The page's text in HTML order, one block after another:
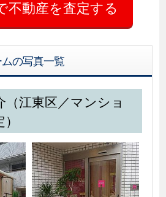
の写真一覧
（江東区／マンショ
）